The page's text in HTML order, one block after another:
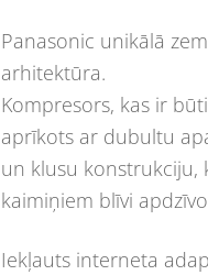
Panasonic unikālā
arhitektūra.
Kompresors, kas ir
aprīkots ar dubultu
un klusu konstrukciju,
kaimiņiem blīvi
Iekļauts interneta